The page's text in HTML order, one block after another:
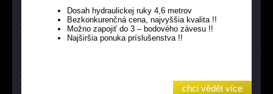
Dosah hydraulickej ruky 4,6 metrov
Bezkonkurenčná cena, najvyššia kvalita !!
Možno zapojiť do 3 – bodového závesu !!
Najširšia ponuka príslušenstva !!
chci vědět více